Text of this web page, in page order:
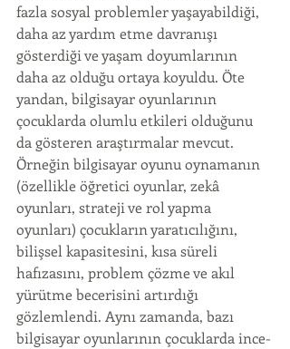
fazla sosyal problemler yaşayabildiği,
daha az yardım etme davranışı
gösterdiği ve yaşam doyumlarının
daha az olduğu ortaya koyuldu. Öte
yandan, bilgisayar oyunlarının
çocuklarda olumlu etkileri olduğunu
da gösteren araştırmalar mevcut.
Örneğin bilgisayar oyunu oynamanın
(özellikle öğretici oyunlar, zekâ
oyunları, strateji ve rol yapma
oyunları) çocukların yaratıcılığını,
bilişsel kapasitesini, kısa süreli
hafızasını, problem çözme ve akıl
yürütme becerisini artırdığı
gözlemlendi. Aynı zamanda, bazı
bilgisayar oyunlarının çocuklarda ince-